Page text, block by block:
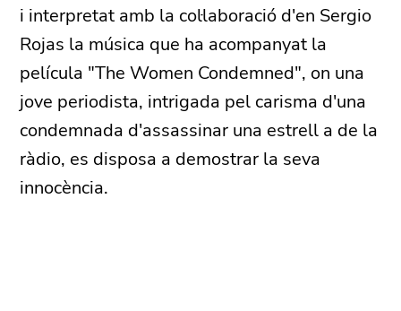
i interpretat amb la col·laboració d'en Sergio
Rojas la música que ha acompanyat la
película "The Women Condemned", on una
jove periodista, intrigada pel carisma d'una
condemnada d'assassinar una estrell a de la
ràdio, es disposa a demostrar la seva
innocència.